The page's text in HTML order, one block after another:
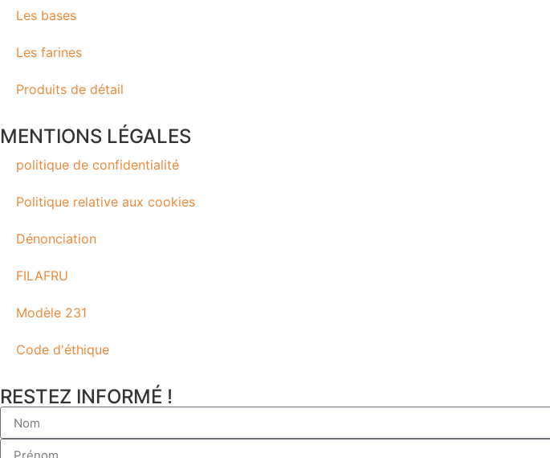
Les bases
Les farines
Produits de détail
MENTIONS LÉGALES
politique de confidentialité
Politique relative aux cookies
Dénonciation
FILAFRU
Modèle 231
Code d'éthique
RESTEZ INFORMÉ !